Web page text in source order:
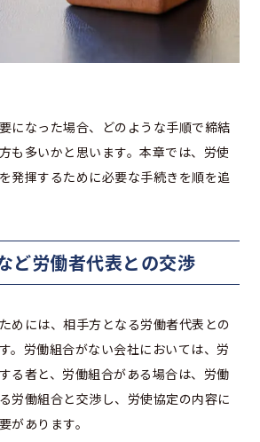
になった場合、どのような手順で締結
も多いかと思います。本章では、労使
発揮するために必要な手続きを順を追
ど労働者代表との交渉
めには、相手方となる労働者代表との
。労働組合がない会社においては、労
る者と、労働組合がある場合は、労働
労働組合と交渉し、労使協定の内容に
があります。